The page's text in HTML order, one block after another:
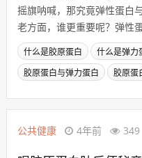
摇旗呐喊，那究竟弹性蛋白
老方面，谁更重要呢？弹性
什么是胶原蛋白 什么是弹力
胶原蛋白与弹力蛋白 胶原蛋
公共健康 4年前 349